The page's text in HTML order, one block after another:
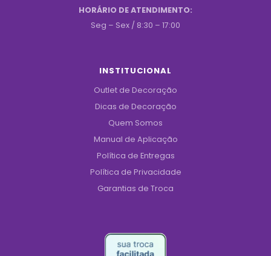
HORÁRIO DE ATENDIMENTO:
Seg – Sex / 8:30 – 17:00
INSTITUCIONAL
Outlet de Decoração
Dicas de Decoração
Quem Somos
Manual de Aplicação
Política de Entregas
Política de Privacidade
Garantias de Troca